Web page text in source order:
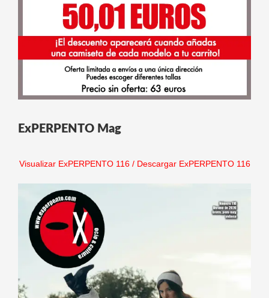
ExPERPENTO Mag
Visualizar ExPERPENTO 116/ Descargar ExPERPENTO 116